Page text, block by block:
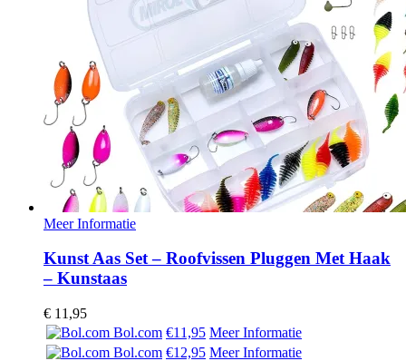
Meer Informatie
Kunst Aas Set – Roofvissen Pluggen Met Haak
– Kunstaas
€ 11,95
Bol.com €11,95 Meer Informatie
Bol.com €12,95 Meer Informatie